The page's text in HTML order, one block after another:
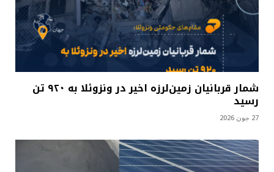
شمار قربانیان زمین‌لرزه اخیر در ونزوئلا به ۹۲۰ تن
رسید
27 جون 2026